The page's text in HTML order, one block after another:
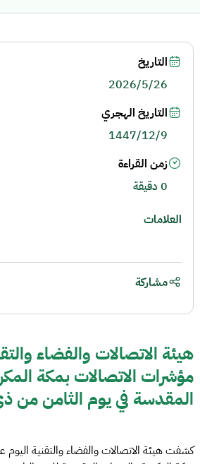
هيئة الاتصالات والفضاء
مؤشرات الاتصالات بمكة
المقدسة في يوم الثامن من
كشفت هيئة الاتصالات والفضاء والتقنية اليوم
التاريخ
2026/5/26
التاريخ الهجري
1447/12/9
زمن القراءة
0 دقيقة
العلامات
مشاركة